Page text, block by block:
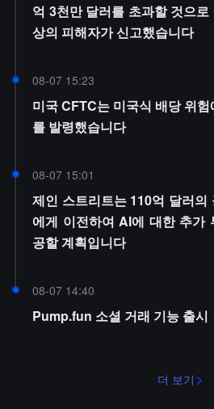
억 3천만 달러를 초과할 것으
상의 피해자가 신고했습니다
08-07 15:23
미국 CFTC는 미국식 배당 위
를 발령했습니다
08-07 15:01
제인 스트리트는 110억 달러
에게 이전하여 AI에 대한 추가
공할 계획입니다
08-07 14:40
Pump.fun 소셜 거래 기능 출시
더 보기